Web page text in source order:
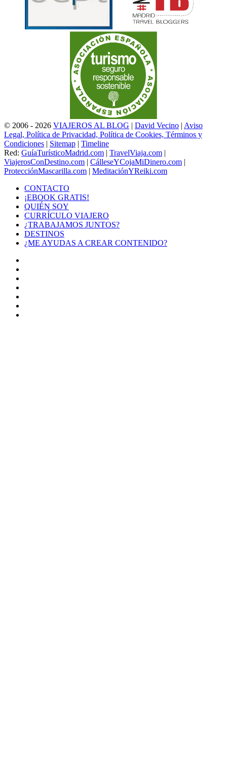
© 2006 - 2026 VIAJEROS AL BLOG | David Vecino | Aviso
Legal, Política de Privacidad, Política de Cookies, Términos y
Condiciones | Sitemap | Timeline
Red: GuíaTurísticoMadrid.com | TravelViaja.com |
ViajerosConDestino.com | CálleseYCojaMiDinero.com |
ProtecciónMascarilla.com | MeditaciónYReiki.com
CONTACTO
¡EBOOK GRATIS!
QUIÉN SOY
CURRÍCULO VIAJERO
¿TRABAJAMOS JUNTOS?
DESTINOS
¿ME AYUDAS A CREAR CONTENIDO?